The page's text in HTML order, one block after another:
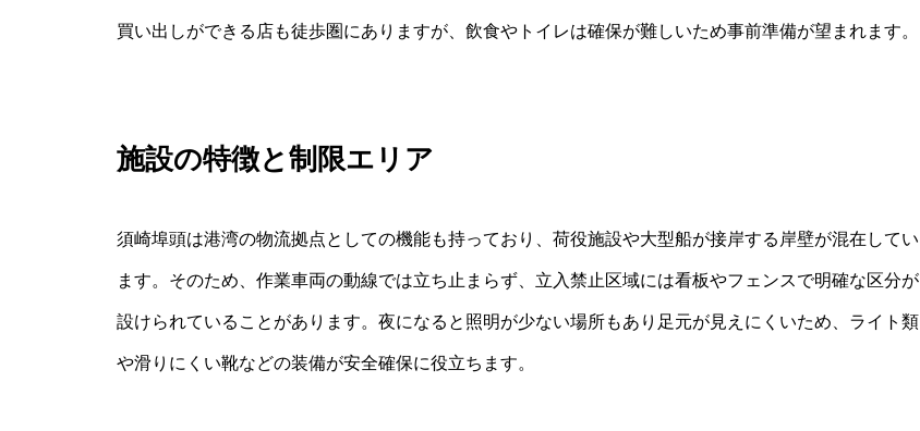
買い出しができる店も徒歩圏にありますが、飲食やトイレは確保が難しいため事前準備が望まれます。
施設の特徴と制限エリア
須崎埠頭は港湾の物流拠点としての機能も持っており、荷役施設や大型船が接岸する岸壁が混在してい
ます。そのため、作業車両の動線では立ち止まらず、立入禁止区域には看板やフェンスで明確な区分が
設けられていることがあります。夜になると照明が少ない場所もあり足元が見えにくいため、ライト類
や滑りにくい靴などの装備が安全確保に役立ちます。